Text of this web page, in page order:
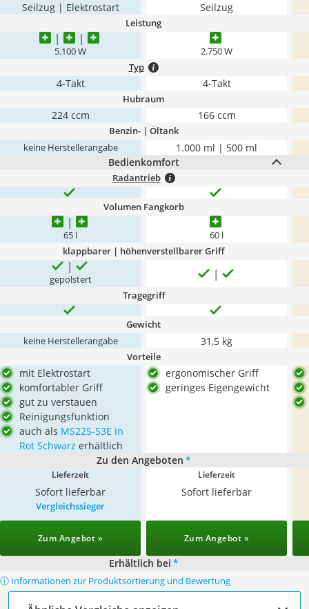
Seilzug | Elektrostart Seilzug
Leistung
5.100 W 2.750 W
Typ
4-Takt 4-Takt
Hubraum
224 ccm 166 ccm
Benzin- | Öltank
keine Herstellerangabe
1.000 ml | 500 ml
Bedienkomfort
Radantrieb
Volumen Fangkorb
65 l 60 l
klappbarer | höhenverstellbarer Griff
gepolstert
Tragegriff
Gewicht
keine Herstellerangabe 31,5 kg
Vorteile
mit Elektrostart
komfortabler Griff
gut zu verstauen
Reinigungsfunktion
auch als MS225-53E in
Rot Schwarz erhältlich
ergonomischer Griff
geringes Eigengewicht
Zu den Angeboten *
Lieferzeit
Sofort lieferbar
Lieferzeit
Sofort lieferbar
Vergleichssieger
Zum Angebot » Zum Angebot »
Erhältlich bei *
ⓘ Informationen zur Produktsortierung und Bewertung